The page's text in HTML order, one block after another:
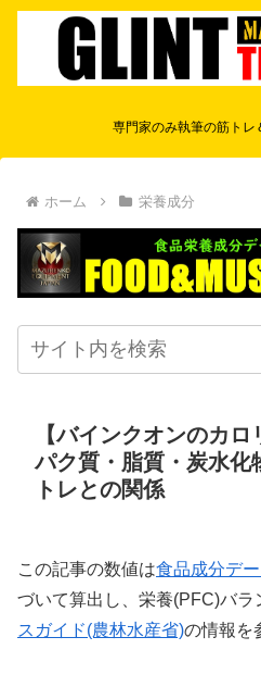
専門家のみ執筆の筋トレ
ホーム 栄養成分
【バインクオンのカ
パク質・脂質・炭水化
トレとの関係
この記事の数値は食品成分デ
づいて算出し、栄養(PFC)バラ
スガイド(農林水産省)の情報を